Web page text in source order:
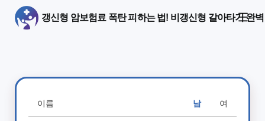
갱신형 암보험료 폭탄 피하는 법! 비갱신형 갈아타기 완
남 여